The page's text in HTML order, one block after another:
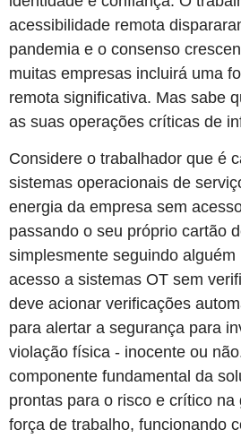
acessibilidade remota
pandemia e o consenso
muitas empresas incluirá uma
remota significativa. Mas sabe
as suas operações críticas de
Considere o trabalhador que é
sistemas operacionais de
energia da empresa sem
passando o seu próprio cartão
simplesmente seguindo
acesso a sistemas OT sem
deve acionar verificações
para alertar a segurança para
violação física - inocente ou
componente fundamental da
prontas para o risco e crítico na
força de trabalho, funcionando